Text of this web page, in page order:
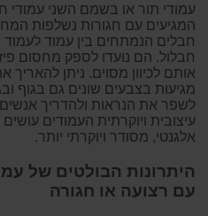
עמודי תור או בשמם השני עמודי
המגיעים עם חגורות נשלפות
חבלים הנמתחים בין עמוד
חבלול. הם נועדו לספק מחסום
אותם לכיוון מסוים. ניתן
מגיעות בצבעים שונים גם בגוף
לשפר את הנראות ולהדריך אנשים
עיצובית ויוקרתית העמודים
אלגנטי, מסודר ויוקרתי יותר.
היתרונות הבולטים של
עם רצועה או חגורה